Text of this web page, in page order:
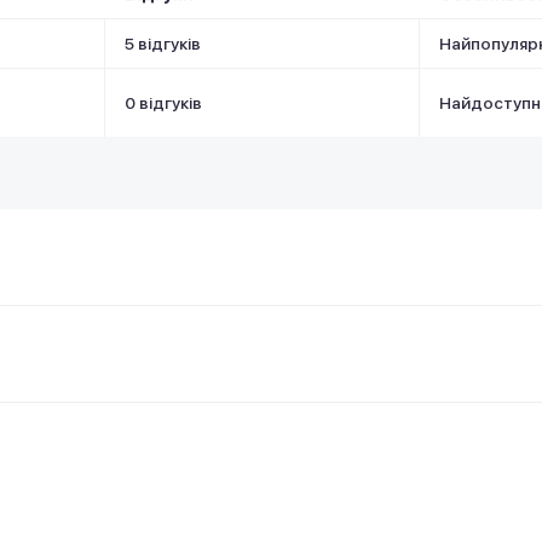
5 відгуків
0 відгуків